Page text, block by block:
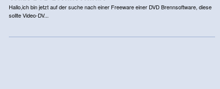
Hallo,ich bin jetzt auf der suche nach einer Freeware einer DVD Brennsoftware, diese
sollte Video-DV...